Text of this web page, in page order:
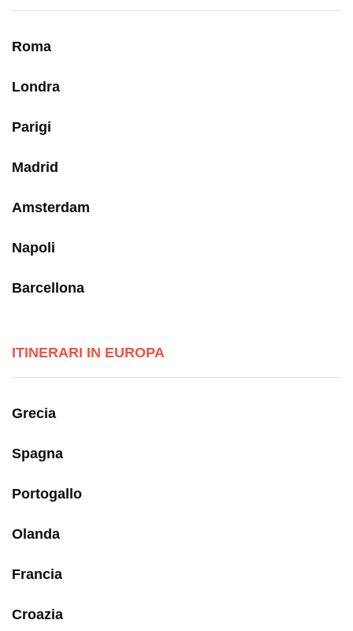
Roma
Londra
Parigi
Madrid
Amsterdam
Napoli
Barcellona
ITINERARI IN EUROPA
Grecia
Spagna
Portogallo
Olanda
Francia
Croazia